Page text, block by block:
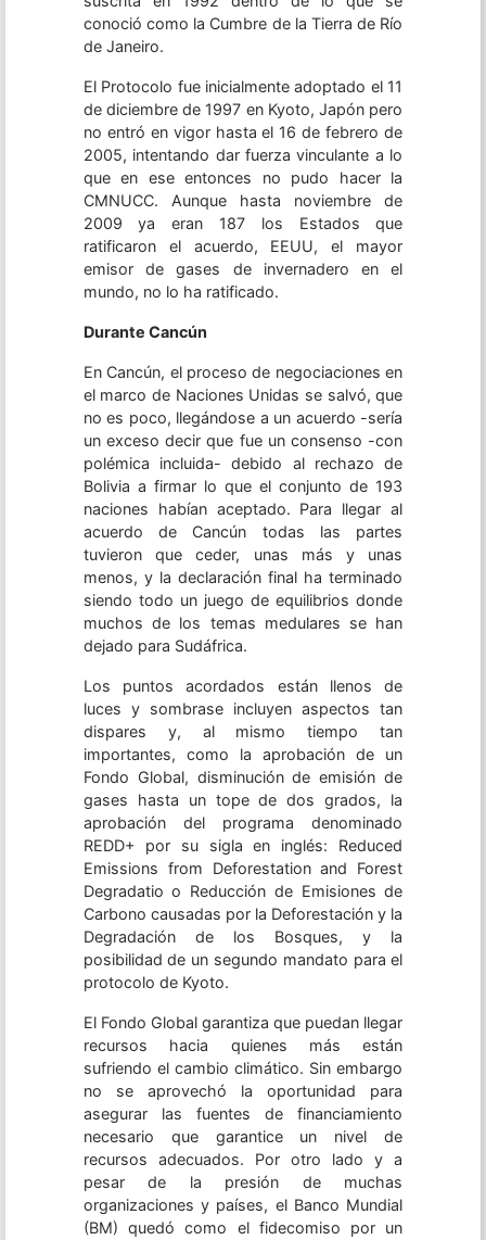
conoció como la Cumbre de la Tierra de Río
de Janeiro.
El Protocolo fue inicialmente adoptado el 11
de diciembre de 1997 en Kyoto, Japón pero
no entró en vigor hasta el 16 de febrero de
2005, intentando dar fuerza vinculante a lo
que en ese entonces no pudo hacer la
CMNUCC. Aunque hasta noviembre de
2009 ya eran 187 los Estados que
ratificaron el acuerdo, EEUU, el mayor
emisor de gases de invernadero en el
mundo, no lo ha ratificado.
Durante Cancún
En Cancún, el proceso de negociaciones en
el marco de Naciones Unidas se salvó, que
no es poco, llegándose a un acuerdo -sería
un exceso decir que fue un consenso -con
polémica incluida- debido al rechazo de
Bolivia a firmar lo que el conjunto de 193
naciones habían aceptado. Para llegar al
acuerdo de Cancún todas las partes
tuvieron que ceder, unas más y unas
menos, y la declaración final ha terminado
siendo todo un juego de equilibrios donde
muchos de los temas medulares se han
dejado para Sudáfrica.
Los puntos acordados están llenos de
luces y sombrase incluyen aspectos tan
dispares y, al mismo tiempo tan
importantes, como la aprobación de un
Fondo Global, disminución de emisión de
gases hasta un tope de dos grados, la
aprobación del programa denominado
REDD+ por su sigla en inglés: Reduced
Emissions from Deforestation and Forest
Degradatio o Reducción de Emisiones de
Carbono causadas por la Deforestación y la
Degradación de los Bosques, y la
posibilidad de un segundo mandato para el
protocolo de Kyoto.
El Fondo Global garantiza que puedan llegar
recursos hacia quienes más están
sufriendo el cambio climático. Sin embargo
no se aprovechó la oportunidad para
asegurar las fuentes de financiamiento
necesario que garantice un nivel de
recursos adecuados. Por otro lado y a
pesar de la presión de muchas
organizaciones y países, el Banco Mundial
(BM) quedó como el fidecomiso por un